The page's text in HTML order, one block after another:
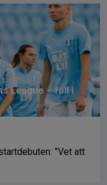
Li
n
k
League – föll i
”Vet att